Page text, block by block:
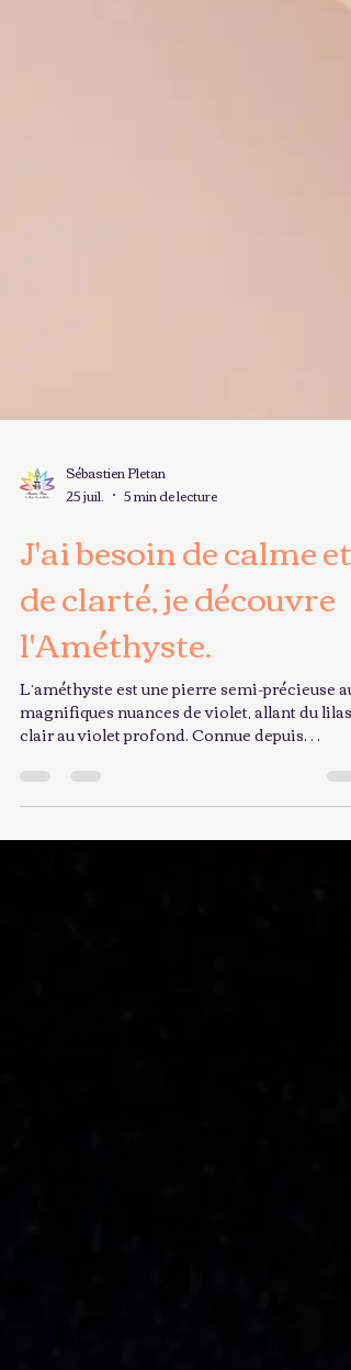
Sébastien Pletan
25 juil.
5 min de lecture
J'ai besoin de calme et
de clarté, je découvre
l'Améthyste.
magnifiques nuances de violet, allant du lilas
clair au violet profond. Connue depuis